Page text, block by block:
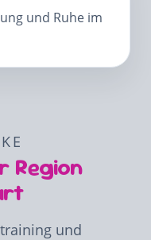
und Ruhe im
Region
und